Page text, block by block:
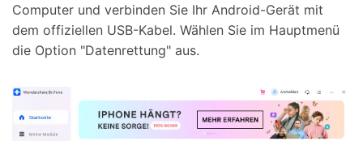
Computer und verbinden Sie Ihr Android-Gerät mit
dem offiziellen USB-Kabel. Wählen Sie im Hauptmenü
die Option "Datenrettung" aus.